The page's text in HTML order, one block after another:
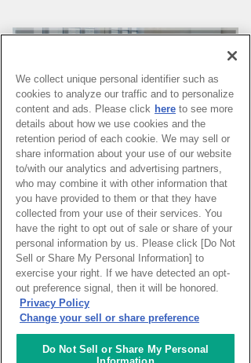
PAGE TOP
HOME > イベントカレンダー
ナレッジキャピタルを知る
We collect unique personal identifier such as
cookies to analyze our traffic and to personalize
content and ads. Please click here to see more
details about how we use cookies and the
retention period of each cookie. We may sell or
share information about your use of our website
to/with our analytics and advertising partners,
who may combine it with other information that
you have provided to them or that they have
collected from your use of their services. You
have the right to opt out of sale or share of your
personal information by us. Please click [Do Not
Sell or Share My Personal Information] to
exercise your right. If we have detected an opt-
out preference signal, then it will be honored.
Privacy Policy
Change your sell or share preference
Do Not Sell or Share My Personal